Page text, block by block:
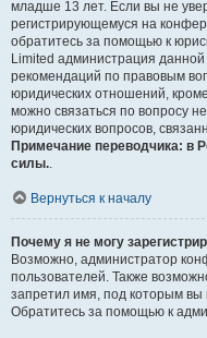
младше 13 лет. Если вы не
регистрирующемуся на
обратитесь за помощью к
Limited администрация
рекомендаций по правовым
юридических отношений,
можно связаться по вопросу
юридических вопросов,
Примечание переводчика: в
силы..
Вернуться к началу
Почему я не могу
Возможно, администратор
пользователей. Также
запретил имя, под которым вы
Обратитесь за помощью к